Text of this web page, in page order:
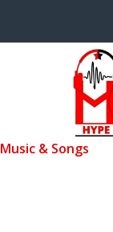
Music & Songs